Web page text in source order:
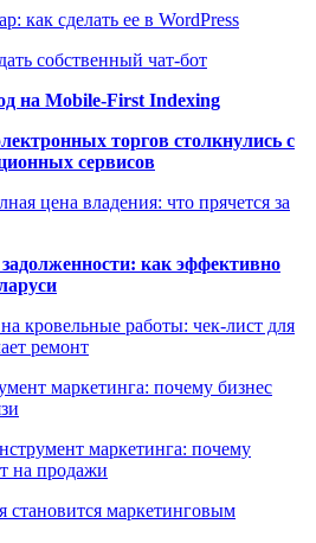
как сделать ее в WordPress
собственный чат-бот
на Mobile-First Indexing
торгов столкнулись с
сервисов
цена владения: что прячется за
как эффективно
кровельные работы: чек-лист для
ремонт
маркетинга: почему бизнес
маркетинга: почему
на продажи
маркетинговым